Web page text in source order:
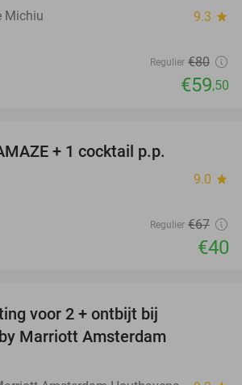
Michiu 9.3 star
Regulier €80
€59,50
+ 1 cocktail p.p.
9.0 star
Regulier €67
€40
voor 2 + ontbijt bij
Marriott Amsterdam